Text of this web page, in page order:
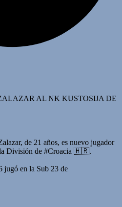
AL NK KUSTOSIJA DE
de 21 años, es nuevo jugador
División de #Croacia 🇭🇷.
jugó en la Sub 23 de